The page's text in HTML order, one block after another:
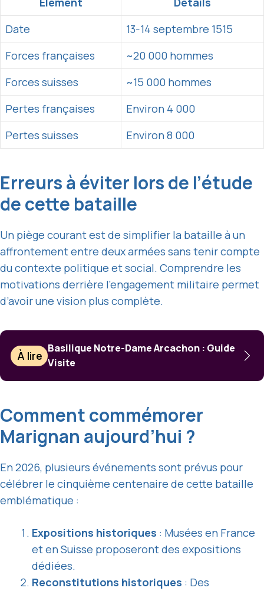
Date
13-14 septembre 1515
Forces françaises
~20 000 hommes
Forces suisses
~15 000 hommes
Pertes françaises
Environ 4 000
Pertes suisses
Environ 8 000
Erreurs à éviter lors de l’étude
de cette bataille
Un piège courant est de simplifier la bataille à un
affrontement entre deux armées sans tenir compte
du contexte politique et social. Comprendre les
motivations derrière l’engagement militaire permet
d’avoir une vision plus complète.
À lire
Basilique Notre-Dame Arcachon : Guide
Visite
Comment commémorer
Marignan aujourd’hui ?
En 2026, plusieurs événements sont prévus pour
célébrer le cinquième centenaire de cette bataille
emblématique :
Expositions historiques : Musées en France
et en Suisse proposeront des expositions
dédiées.
Reconstitutions historiques : Des